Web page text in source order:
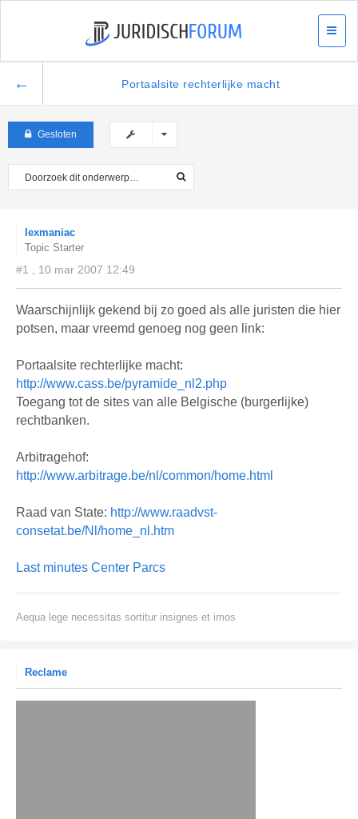
← Portaalsite rechterlijke macht
Gesloten
lexmaniac
Topic Starter
#1 , 10 mar 2007 12:49
Waarschijnlijk gekend bij zo goed als alle juristen die hier
potsen, maar vreemd genoeg nog geen link:
Portaalsite rechterlijke macht:
http://www.cass.be/pyramide_nl2.php
Toegang tot de sites van alle Belgische (burgerlijke)
rechtbanken.
Arbitragehof:
http://www.arbitrage.be/nl/common/home.html
Raad van State: http://www.raadvst-
consetat.be/Nl/home_nl.htm
Last minutes Center Parcs
Aequa lege necessitas sortitur insignes et imos
Reclame